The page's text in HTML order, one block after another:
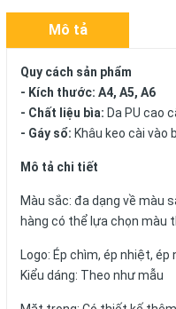
Mô tả
Quy cách sản phẩm
- Kích thước: A4, A5, A6
- Chất liệu bìa: Da PU cao
- Gáy sổ: Khâu keo cài vào
Mô tả chi tiết
Màu sắc: đa dạng về màu
hàng có thể lựa chọn màu
Logo: Ép chìm, ép nhiệt, ép
Kiểu dáng: Theo như mẫu